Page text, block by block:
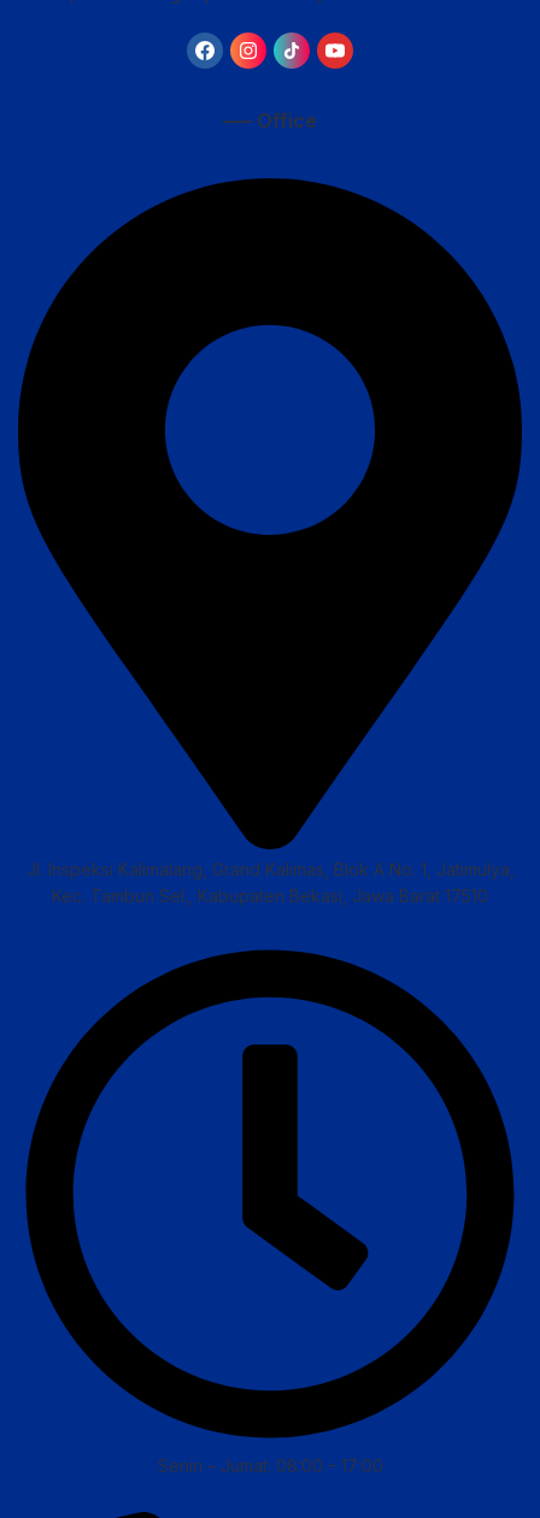
—– Office
Jl. Inspeksi Kalimalang, Grand Kalimas, Blok A No. 1, Jatimulya,
Kec. Tambun Sel., Kabupaten Bekasi, Jawa Barat 17510
Senin – Jumat: 08:00 – 17:00